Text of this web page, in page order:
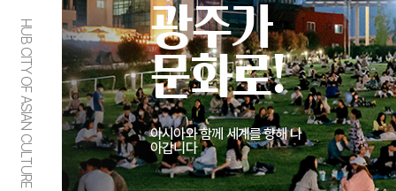
HUB CITY OF ASIAN CULTURE GWANGJU
광주가
문화로!
아시아와 함께 세계를 향해 나
아갑니다